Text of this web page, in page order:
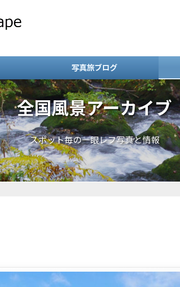
写真旅ブログ
全国風景アーカイブ
スポット毎の一眼レフ写真と情報